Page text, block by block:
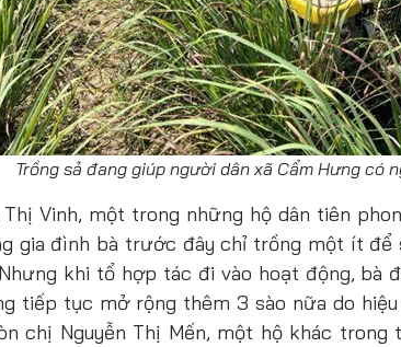
Trồng sả đang giúp người dân xã Cẩm Hưng có
Thị Vinh, một trong những hộ dân tiên
gia đình bà trước đây chỉ trồng một ít để
khi tổ hợp tác đi vào hoạt động, bà
tiếp tục mở rộng thêm 3 sào nữa do
chị Nguyễn Thị Mến, một hộ khác trong